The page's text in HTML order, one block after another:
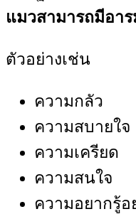
แมวสามารถมีอา
ตัวอย่างเช่น
ความกลัว
ความสบายใจ
ความเครียด
ความสนใจ
ความอยากรู้อ